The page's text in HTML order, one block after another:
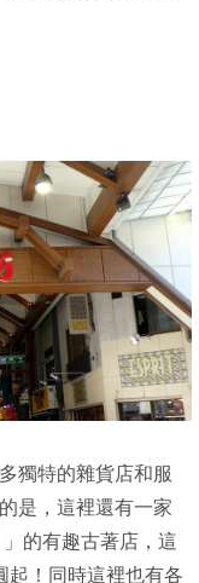
獨特的雜貨店和服
是，這裡還有一家
」的有趣古著店，這
起！同時這裡也有各